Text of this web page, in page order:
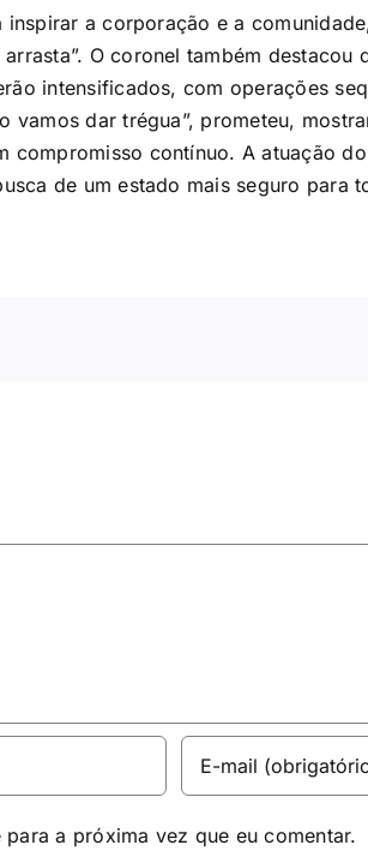
inspirar a corporação e a
O coronel também destacou
intensificados, com operações
vamos dar trégua”, prometeu,
compromisso contínuo. A atuação
de um estado mais seguro para
a próxima vez que eu comentar.